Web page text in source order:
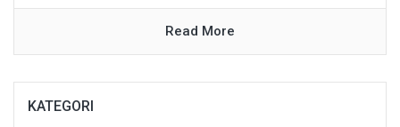
Read More
KATEGORI